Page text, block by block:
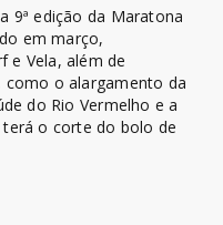
9ª edição da Maratona
em março,
e Vela, além de
o alargamento da
do Rio Vermelho e a
o corte do bolo de